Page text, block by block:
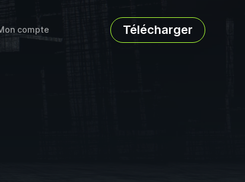
compte Télécharger